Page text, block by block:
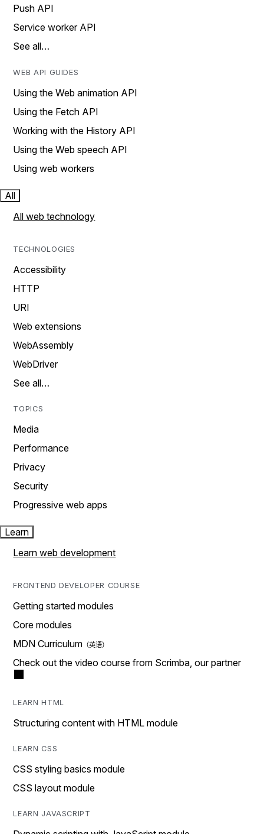
Push API
Service worker API
See all…
WEB API GUIDES
Using the Web animation API
Using the Fetch API
Working with the History API
Using the Web speech API
Using web workers
All
All web technology
TECHNOLOGIES
Accessibility
HTTP
URI
Web extensions
WebAssembly
WebDriver
See all…
TOPICS
Media
Performance
Privacy
Security
Progressive web apps
Learn
Learn web development
FRONTEND DEVELOPER COURSE
Getting started modules
Core modules
MDN Curriculum
Check out the video course from Scrimba, our partner
LEARN HTML
Structuring content with HTML module
LEARN CSS
CSS styling basics module
CSS layout module
LEARN JAVASCRIPT